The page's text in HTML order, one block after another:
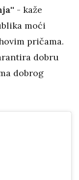
- kaže
moći
pričama.
dobru
dobrog